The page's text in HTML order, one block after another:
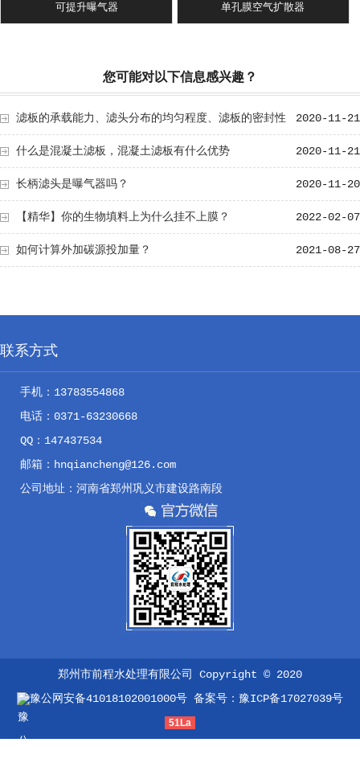
可提升曝气器 单孔膜空气扩散器
您可能对以下信息感兴趣？
2020-11-21
滤板的承载能力、滤头分布的均匀程度、滤板的密封性
能和滤头布水布气的科学性是滤板质量的四大要素 2020-11-21
什么是混凝土滤板，混凝土滤板有什么优势
2020-11-20
长柄滤头是曝气器吗？
2022-02-07
【精华】你的生物填料上为什么挂不上膜？
2021-08-27
如何计算外加碳源投加量？
联系方式
手机：13783554868
电话：0371-63230668
QQ：147437534
邮箱：hnqiancheng@126.com
公司地址：河南省郑州巩义市建设路南段
郑州市前程水处理有限公司 Copyright © 2020
豫公网安备41018102001000号 备案号： 豫ICP备17027039号
51La